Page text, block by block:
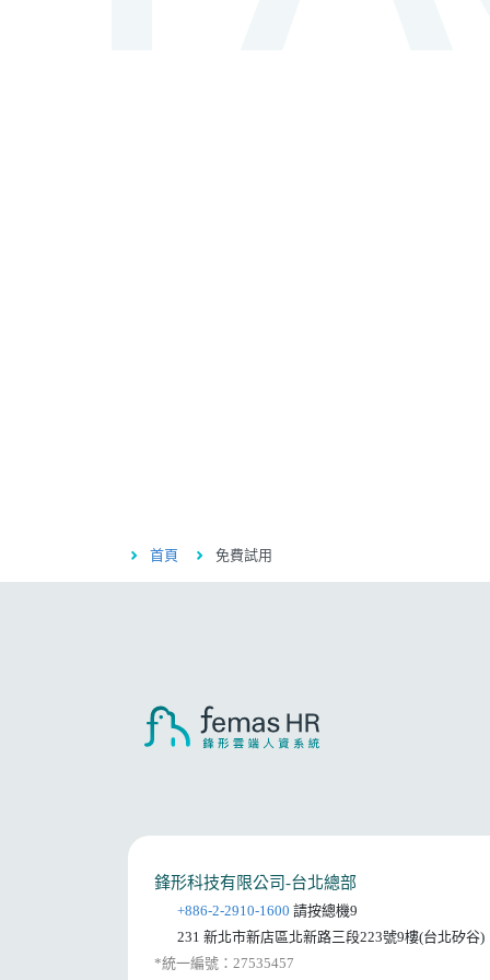
首頁 免費試用
鋒形科技有限公司-台北總部
+886-2-2910-1600 請按總機9
231 新北市新店區北新路三段223號9樓(台北矽谷)
*統一編號：27535457